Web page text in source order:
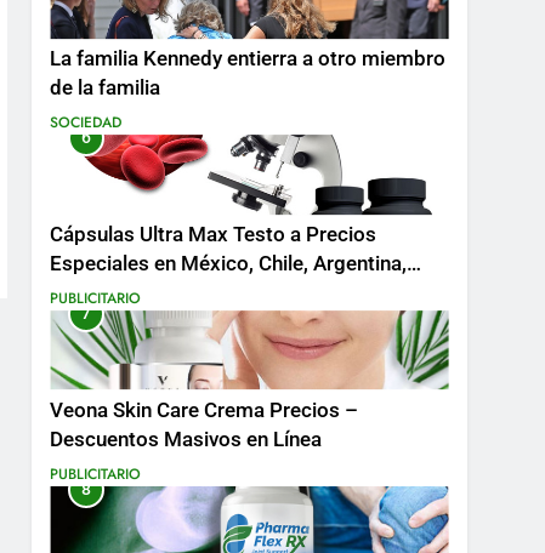
La familia Kennedy entierra a otro miembro
de la familia
SOCIEDAD
6
Cápsulas Ultra Max Testo a Precios
Especiales en México, Chile, Argentina,
Colombia, Perú , Ecuador, Costa Rica y
Más
PUBLICITARIO
7
Veona Skin Care Crema Precios –
Descuentos Masivos en Línea
PUBLICITARIO
8